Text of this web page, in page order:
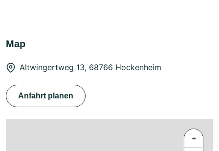
Map
Altwingertweg 13, 68766 Hockenheim
Anfahrt planen
+